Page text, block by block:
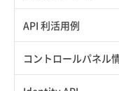
APIのご利用について
API 利活用例
APIでAPIサブユーザーを
APIでVPSにISOイメージ
コントロールパネル